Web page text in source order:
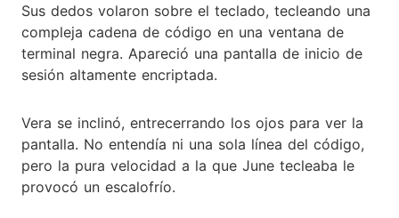
Sus dedos volaron sobre el teclado, tecleando una
compleja cadena de código en una ventana de
terminal negra. Apareció una pantalla de inicio de
sesión altamente encriptada.
Vera se inclinó, entrecerrando los ojos para ver la
pantalla. No entendía ni una sola línea del código,
pero la pura velocidad a la que June tecleaba le
provocó un escalofrío.